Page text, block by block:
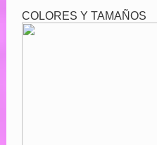
COLORES Y TAMAÑOS